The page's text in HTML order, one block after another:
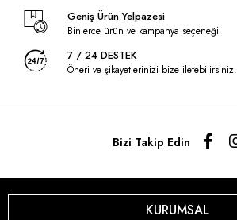
Geniş Ürün Yelpazesi
Binlerce ürün ve kampanya seçeneği
7 / 24 DESTEK
Öneri ve şikayetlerinizi bize iletebilirsiniz.
Bizi Takip Edin
KURUMSAL